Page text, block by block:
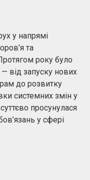
у напрямі
та
року було
від запуску нових
до розвитку
системних змін у
просунулася
у сфері